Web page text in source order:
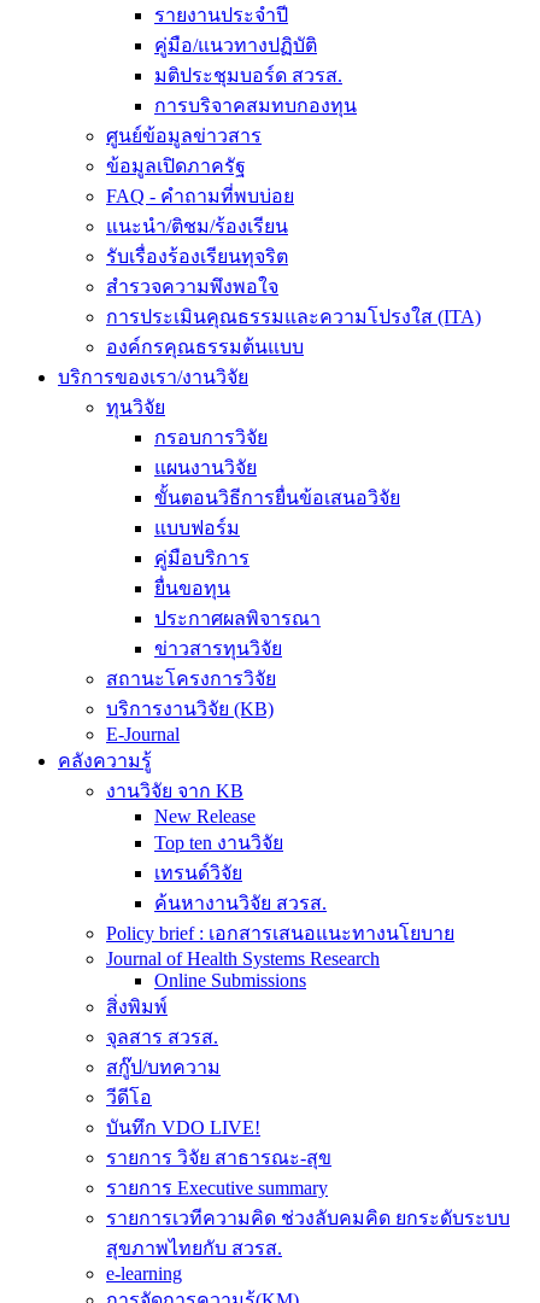
รายงานประจำปี
คู่มือ/แนวทางปฏิบัติ
มติประชุมบอร์ด สวรส.
การบริจาคสมทบกองทุน
ศูนย์ข้อมูลข่าวสาร
ข้อมูลเปิดภาครัฐ
FAQ - คำถามที่พบบ่อย
แนะนำ/ติชม/ร้องเรียน
รับเรื่องร้องเรียนทุจริต
สำรวจความพึงพอใจ
การประเมินคุณธรรมและความโปรงใส (ITA)
องค์กรคุณธรรมต้นแบบ
บริการของเรา/งานวิจัย
ทุนวิจัย
กรอบการวิจัย
แผนงานวิจัย
ขั้นตอนวิธีการยื่นข้อเสนอวิจัย
แบบฟอร์ม
คู่มือบริการ
ยื่นขอทุน
ประกาศผลพิจารณา
ข่าวสารทุนวิจัย
สถานะโครงการวิจัย
บริการงานวิจัย (KB)
E-Journal
คลังความรู้
งานวิจัย จาก KB
New Release
Top ten งานวิจัย
เทรนด์วิจัย
ค้นหางานวิจัย สวรส.
Policy brief : เอกสารเสนอแนะทางนโยบาย
Journal of Health Systems Research
Online Submissions
สิ่งพิมพ์
จุลสาร สวรส.
สกู๊ป/บทความ
วีดีโอ
บันทึก VDO LIVE!
รายการ วิจัย สาธารณะ-สุข
รายการ Executive summary
รายการเวทีความคิด ช่วงลับคมคิด ยกระดับระบบ
สุขภาพไทยกับ สวรส.
e-learning